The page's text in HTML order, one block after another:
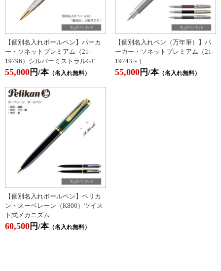
【個別名入れボールペン】パーカ
ー・ソネットプレミアム（21-
19796）シルバーミストラルGT
55,000円/本（名入れ無料）
【個別名入れペン（万年筆）】パ
ーカー・ソネットプレミアム（21-
19743～）
55,000円/本（名入れ無料）
【個別名入れボールペン】ペリカ
ン・スーベレーン（K800）ツイス
ト式メカニズム
60,500円/本（名入れ無料）